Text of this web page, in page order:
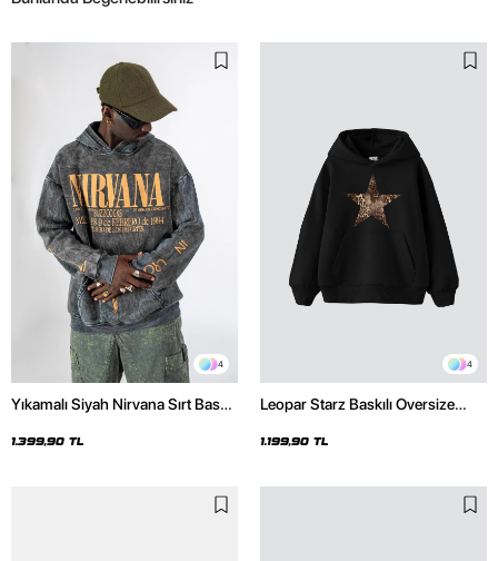
4
Yıkamalı Siyah Nirvana Sırt Baskılı
1.399,90 TL
4
Leopar Starz Baskılı Oversize
1.199,90 TL